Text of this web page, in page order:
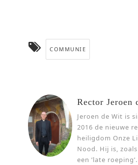
COMMUNIE
Rector Jeroen
Jeroen de Wit is
2016 de nieuwe
heiligdom Onze
Nood. Hij is,
een ’late roeping’.